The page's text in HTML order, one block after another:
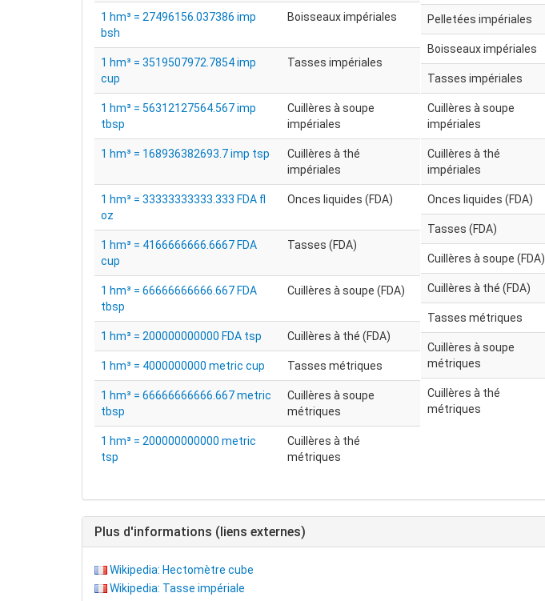
1 hm³ = 27496156.037386 imp
bsh
Boisseaux impériales
1 hm³ = 3519507972.7854 imp
cup
Tasses impériales
1 hm³ = 56312127564.567 imp
tbsp
Cuillères à soupe
impériales
1 hm³ = 168936382693.7 imp tsp
Cuillères à thé
impériales
1 hm³ = 33333333333.333 FDA fl
oz
Onces liquides (FDA)
1 hm³ = 4166666666.6667 FDA
cup
Tasses (FDA)
1 hm³ = 66666666666.667 FDA
tbsp
Cuillères à soupe (FDA)
1 hm³ = 200000000000 FDA tsp Cuillères à thé (FDA)
1 hm³ = 4000000000 metric cup Tasses métriques
1 hm³ = 66666666666.667 metric
tbsp
Cuillères à soupe
métriques
1 hm³ = 200000000000 metric
tsp
Cuillères à thé
métriques
Pelletées impériales
Boisseaux impériales
Tasses impériales
Cuillères à soupe
impériales
Cuillères à thé
impériales
Onces liquides (FDA)
Tasses (FDA)
Cuillères à soupe (FDA)
Cuillères à thé (FDA)
Tasses métriques
Cuillères à soupe
métriques
Cuillères à thé
métriques
Plus d'informations (liens externes)
Wikipedia: Hectomètre cube
Wikipedia: Tasse impériale